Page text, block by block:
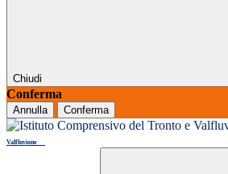
Chiudi
Conferma
Annulla Conferma
Valfluvione